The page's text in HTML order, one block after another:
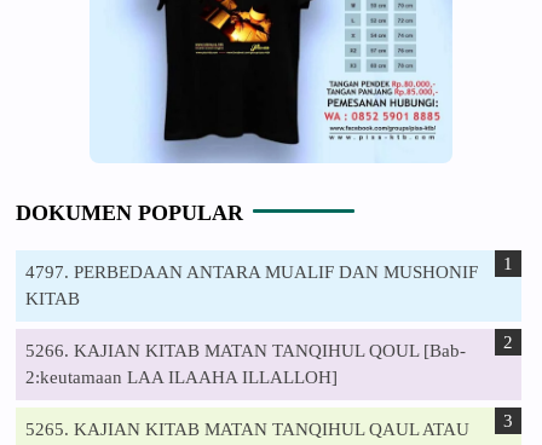
DOKUMEN POPULAR
4797. PERBEDAAN ANTARA MUALIF DAN MUSHONIF
KITAB
5266. KAJIAN KITAB MATAN TANQIHUL QOUL [Bab-
2:keutamaan LAA ILAAHA ILLALLOH]
5265. KAJIAN KITAB MATAN TANQIHUL QAUL ATAU